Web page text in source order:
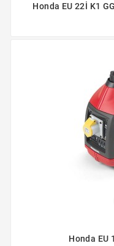
Honda EU 22İ K1
Honda EU